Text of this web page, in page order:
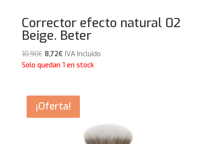
Corrector efecto natural 02
Beige. Beter
10,90€ El
precio
10,90€.
8,72€El
precio
8,72€.
IVA Incluido
Solo quedan 1 en stock
¡Oferta!